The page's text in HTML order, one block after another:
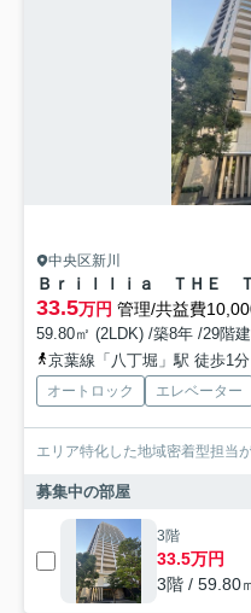
中央区新川
Ｂｒｉｌｌｉａ ＴＨＥ
33.5万円 管理/共益費
59.80㎡ (2LDK) /築8年 /29階建
京葉線「八丁堀」駅 徒歩1分
オートロック エレベーター
エリア特化した地域密着型担当
募集中の部屋
3階
33.5万円
3階 / 59.80